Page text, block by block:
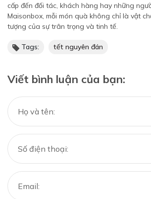
cấp đến đối tác, khách hàng hay những
Maisonbox, mỗi món quà không chỉ là vật
tượng của sự trân trọng và tinh tế.
Tags: tết nguyên đán
Viết bình luận của bạn: